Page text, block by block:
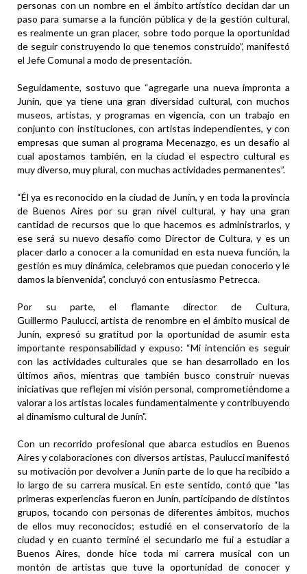
personas con un nombre en el ámbito artístico decidan dar un
paso para sumarse a la función pública y de la gestión cultural,
es realmente un gran placer, sobre todo porque la oportunidad
de seguir construyendo lo que tenemos construido”, manifestó
el Jefe Comunal a modo de presentación.
Seguidamente, sostuvo que “agregarle una nueva impronta a
Junín, que ya tiene una gran diversidad cultural, con muchos
museos, artistas, y programas en vigencia, con un trabajo en
conjunto con instituciones, con artistas independientes, y con
empresas que suman al programa Mecenazgo, es un desafío al
cual apostamos también, en la ciudad el espectro cultural es
muy diverso, muy plural, con muchas actividades permanentes”.
“Él ya es reconocido en la ciudad de Junín, y en toda la provincia
de Buenos Aires por su gran nivel cultural, y hay una gran
cantidad de recursos que lo que hacemos es administrarlos, y
ese será su nuevo desafío como Director de Cultura, y es un
placer darlo a conocer a la comunidad en esta nueva función, la
gestión es muy dinámica, celebramos que puedan conocerlo y le
damos la bienvenida”, concluyó con entusiasmo Petrecca.
Por su parte, el flamante director de Cultura,
Guillermo Paulucci, artista de renombre en el ámbito musical de
Junín, expresó su gratitud por la oportunidad de asumir esta
importante responsabilidad y expuso: “Mi intención es seguir
con las actividades culturales que se han desarrollado en los
últimos años, mientras que también busco construir nuevas
iniciativas que reflejen mi visión personal, comprometiéndome a
valorar a los artistas locales fundamentalmente y contribuyendo
al dinamismo cultural de Junín".
Con un recorrido profesional que abarca estudios en Buenos
Aires y colaboraciones con diversos artistas, Paulucci manifestó
su motivación por devolver a Junín parte de lo que ha recibido a
lo largo de su carrera musical. En este sentido, contó que “las
primeras experiencias fueron en Junín, participando de distintos
grupos, tocando con personas de diferentes ámbitos, muchos
de ellos muy reconocidos; estudié en el conservatorio de la
ciudad y en cuanto terminé el secundario me fui a estudiar a
Buenos Aires, donde hice toda mi carrera musical con un
montón de artistas que tuve la oportunidad de conocer y